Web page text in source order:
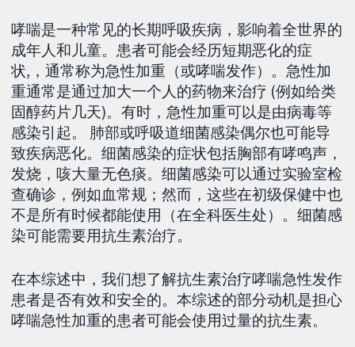
哮喘是一种常见的长期呼吸疾病，影响着全世界的
成年人和儿童。患者可能会经历短期恶化的症
状,，通常称为急性加重（或哮喘发作）。急性加
重通常是通过加大一个人的药物来治疗 (例如给类
固醇药片几天)。有时，急性加重可以是由病毒等
感染引起。 肺部或呼吸道细菌感染偶尔也可能导
致疾病恶化。细菌感染的症状包括胸部有哮鸣声，
发烧，咳大量无色痰。细菌感染可以通过实验室检
查确诊，例如血常规；然而，这些在初级保健中也
不是所有时候都能使用（在全科医生处）。细菌感
染可能需要用抗生素治疗。
在本综述中，我们想了解抗生素治疗哮喘急性发作
患者是否有效和安全的。本综述的部分动机是担心
哮喘急性加重的患者可能会使用过量的抗生素。